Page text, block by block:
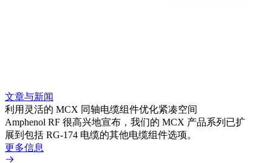
文章与新闻
利用灵活的 MCX 同轴电缆组件优化紧凑空间
Amphenol RF 很高兴地宣布，我们的 MCX 产品系列已扩
展到包括 RG-174 电缆的其他电缆组件选项。
更多信息